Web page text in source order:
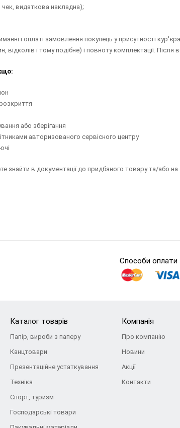
видаткова накладна);
і оплаті замовлення покупець у присутності
відколів і тому подібне) і повноту комплектації. Після
або зберігання
авторизованого сервісного центру
знайти в документації до придбаного товару та/або на
Способи оплати
Каталог товарів
Папір, вироби з паперу
Канцтовари
Презентаційне устаткування
Техніка
Спорт, туризм
Господарські товари
Компанія
Про компанію
Новини
Акції
Контакти